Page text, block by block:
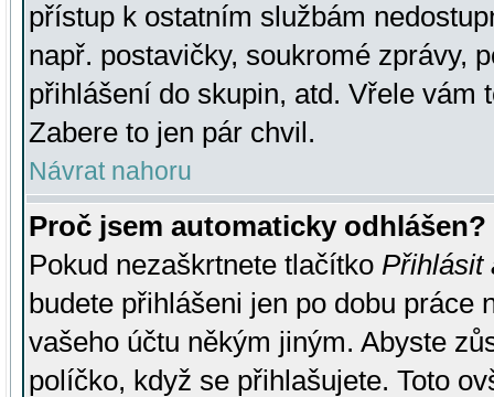
přístup k ostatním službám
např. postavičky, soukromé zprávy,
přihlášení do skupin, atd. Vřele vám
Zabere to jen pár chvil.
Návrat nahoru
Proč jsem automaticky odhlášen?
Pokud nezaškrtnete tlačítko Přihlásit
budete přihlášeni jen po dobu práce
vašeho účtu někým jiným. Abyste
políčko, když se přihlašujete. Toto